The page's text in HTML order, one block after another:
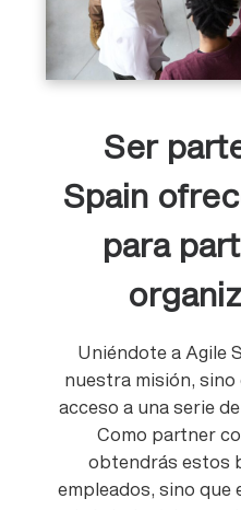
Ser
Spain
para
Uniéndote a Agile
nuestra misión,
acceso a una serie
Como partner
obtendrás estos
empleados, sino que